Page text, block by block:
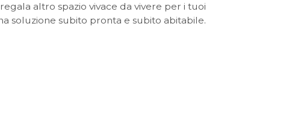
con noi
altro spazio vivace da vivere per i tuoi
soluzione subito pronta e subito abitabile.